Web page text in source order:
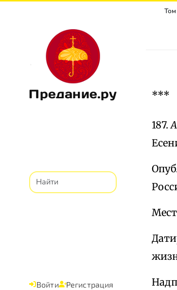
Предание.ру
Войти Регистрация
***
187.